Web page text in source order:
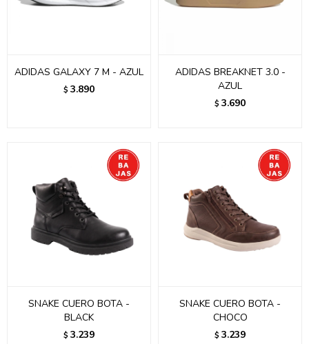
ADIDAS GALAXY 7 M - AZUL
$ 3.890
ADIDAS BREAKNET 3.0 -
AZUL
$ 3.690
SNAKE CUERO BOTA -
BLACK
$ 3.239
SNAKE CUERO BOTA -
CHOCO
$ 3.239